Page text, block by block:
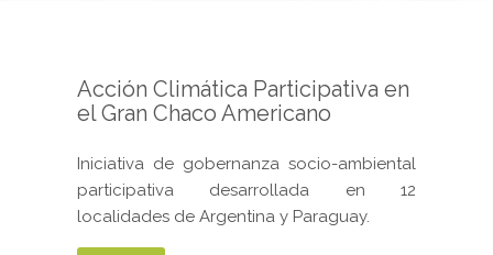
Acción Climática Participativa en
el Gran Chaco Americano
Iniciativa de gobernanza socio-ambiental
participativa desarrollada en 12
localidades de Argentina y Paraguay.